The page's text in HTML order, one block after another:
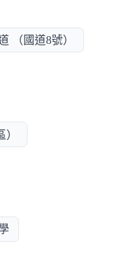
（國道8號）